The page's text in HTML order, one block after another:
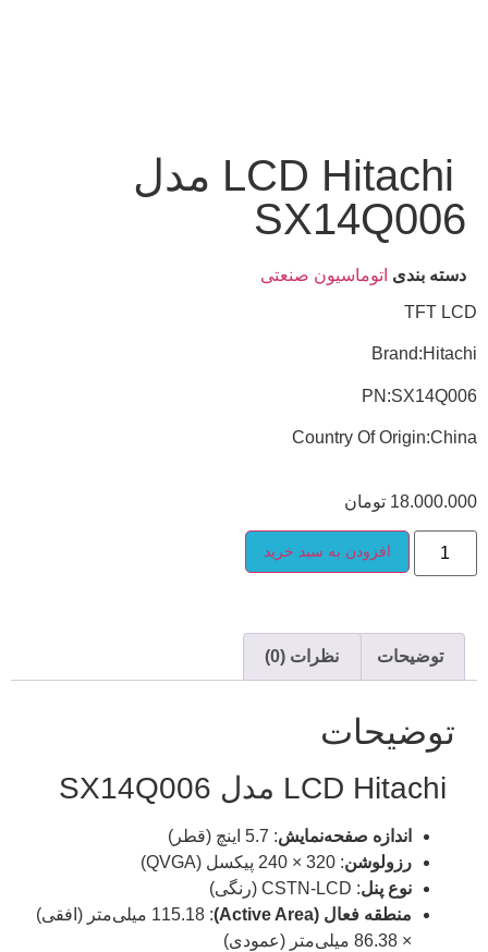
LCD Hitachi مدل
SX14Q006
دسته بندی اتوماسیون صنعتی
TFT LCD
Brand:Hitachi
PN:SX14Q006
Country Of Origin:China
18.000.000 تومان
افزودن به سبد خرید
توضیحات نظرات (0)
توضیحات
اندازه صفحه‌نمایش: 5.7 اینچ (قطر)
رزولوشن: 320 × 240 پیکسل (QVGA)
نوع پنل: CSTN-LCD (رنگی)
منطقه فعال (Active Area)
: 115.18 میلی‌متر (افقی)
× 86.38 میلی‌متر (عمودی)